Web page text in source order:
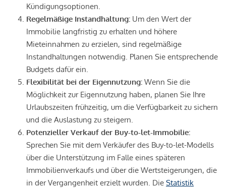
Kündigungsoptionen.
Regelmäßige Instandhaltung: Um den Wert der
Immobilie langfristig zu erhalten und höhere
Mieteinnahmen zu erzielen, sind regelmäßige
Instandhaltungen notwendig. Planen Sie entsprechende
Budgets dafür ein.
Flexibilität bei der Eigennutzung: Wenn Sie die
Möglichkeit zur Eigennutzung haben, planen Sie Ihre
Urlaubszeiten frühzeitig, um die Verfügbarkeit zu sichern
und die Auslastung zu steigern.
Potenzieller Verkauf der Buy-to-let-Immobilie:
Sprechen Sie mit dem Verkäufer des Buy-to-let-Modells
über die Unterstützung im Falle eines späteren
Immobilienverkaufs und über die Wertsteigerungen, die
in der Vergangenheit erzielt wurden. Die Statistik